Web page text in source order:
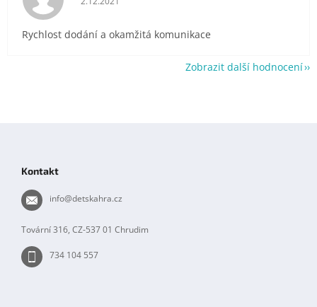
Rychlost dodání a okamžitá komunikace
Zobrazit další hodnocení
Kontakt
info@detskahra.cz
Tovární 316, CZ-537 01 Chrudim
734 104 557